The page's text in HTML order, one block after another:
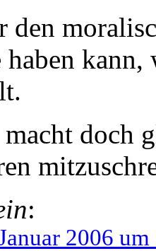
den
haben
doch
:
2006